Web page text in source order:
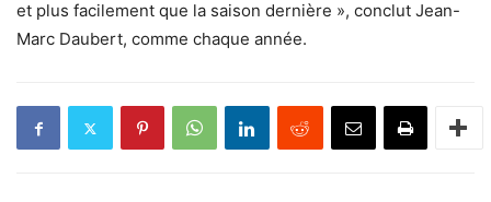
et plus facilement que la saison dernière », conclut Jean-
Marc Daubert, comme chaque année.